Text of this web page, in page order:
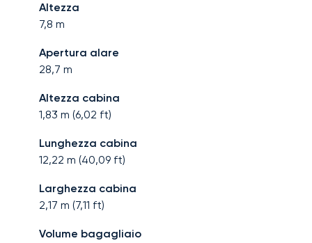
Altezza
7,8 m
Apertura alare
28,7 m
Altezza cabina
1,83 m (6,02 ft)
Lunghezza cabina
12,22 m (40,09 ft)
Larghezza cabina
2,17 m (7,11 ft)
Volume bagagliaio